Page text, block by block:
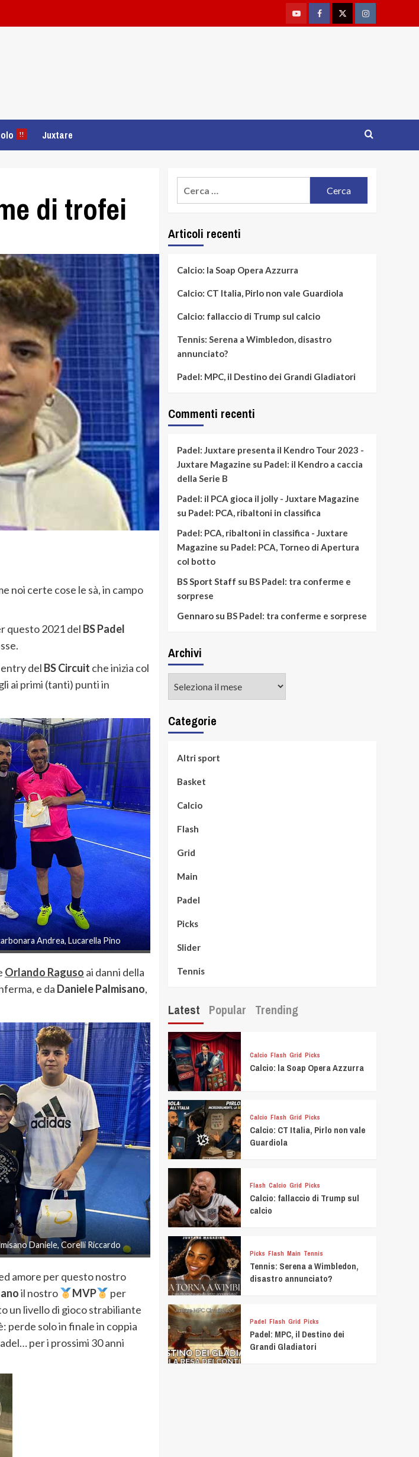
YoutubeFacebookTwitterInstagram
!! Juxtare
di trofei
noi certe cose le sà, in campo
questo 2021 del BS Padel
del BS Circuit che inizia col
ai primi (tanti) punti in
Andrea, Lucarella Pino
Orlando Raguso ai danni della
e da Daniele Palmisano,
Daniele, Corelli Riccardo
amore per questo nostro
il nostro MVP
per
un livello di gioco strabiliante
perde solo in finale in coppia
per i prossimi 30 anni
Articoli recenti
Calcio: la Soap Opera Azzurra
Calcio: CT Italia, Pirlo non vale Guardiola
Calcio: fallaccio di Trump sul calcio
Tennis: Serena a Wimbledon, disastro
annunciato?
Padel: MPC, il Destino dei Grandi Gladiatori
Commenti recenti
Padel: Juxtare presenta il Kendro Tour 2023 -
Juxtare Magazine su Padel: il Kendro a caccia
della Serie B
Padel: il PCA gioca il jolly - Juxtare Magazine
su Padel: PCA, ribaltoni in classifica
Padel: PCA, ribaltoni in classifica - Juxtare
Magazine su Padel: PCA, Torneo di Apertura
col botto
BS Sport Staff su BS Padel: tra conferme e
sorprese
Gennarosu BS Padel: tra conferme e sorprese
Archivi
Categorie
Altri sport
Basket
Calcio
Flash
Grid
Main
Padel
Picks
Slider
Tennis
Latest Popular Trending
Calcio Flash Grid Picks
Calcio: la Soap Opera Azzurra
Calcio Flash Grid Picks
Calcio: CT Italia, Pirlo non vale
Guardiola
Flash Calcio Grid Picks
Calcio: fallaccio di Trump sul
calcio
Picks Flash Main Tennis
Tennis: Serena a Wimbledon,
disastro annunciato?
Padel Flash Grid Picks
Padel: MPC, il Destino dei
Grandi Gladiatori